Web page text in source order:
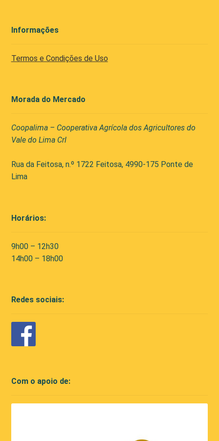
Informações
Termos e Condições de Uso
Morada do Mercado
Coopalima – Cooperativa Agrícola dos Agricultores do
Vale do Lima Crl
Rua da Feitosa, n.º 1722 Feitosa, 4990-175 Ponte de
Lima
Horários:
9h00 – 12h30
14h00 – 18h00
Redes sociais:
Com o apoio de: